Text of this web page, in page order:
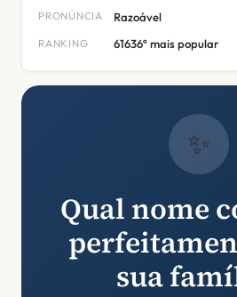
PRONÚNCIA Razoável
RANKING 61636º mais popular
✨
Qual nome
sua